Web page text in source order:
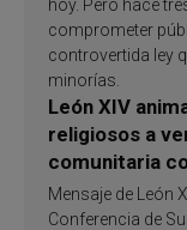
hoy. Pero hace
comprometer
controvertida ley
minorías.
León XIV
religiosos a
comunitaria
de inspiración
santificación
Mensaje de León
Conferencia de